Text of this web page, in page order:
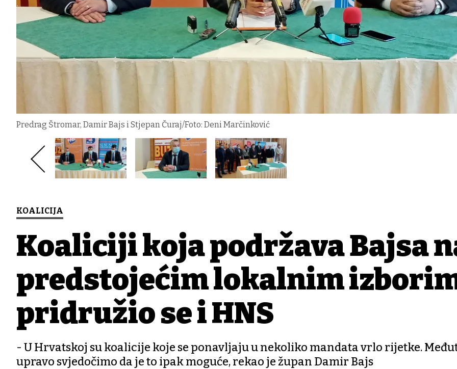
Predrag Štromar, Damir Bajs i Stjepan Čuraj/Foto: Deni Marčinković
KOALICIJA
Koaliciji koja podržava Bajsa
predstojećim lokalnim
pridružio se i HNS
- U Hrvatskoj su koalicije koje se ponavljaju u nekoliko mandata vrlo rijetke.
upravo svjedočimo da je to ipak moguće, rekao je župan Damir Bajs